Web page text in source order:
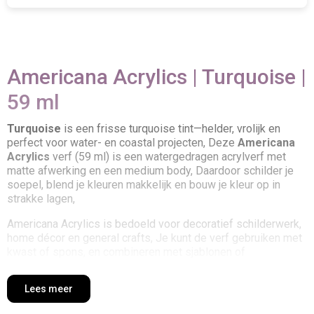
Americana Acrylics | Turquoise |
59 ml
Turquoise is een frisse turquoise tint—helder, vrolijk en
perfect voor water- en coastal projecten, Deze Americana
Acrylics verf (59 ml) is een watergedragen acrylverf met
matte afwerking en een medium body, Daardoor schilder je
soepel, blend je kleuren makkelijk en bouw je kleur op in
strakke lagen,
Americana Acrylics is bedoeld voor decoratief schilderwerk,
home décor en general crafts, Je kunt de verf gebruiken met
Waarom kiezen voor Americana
Lees meer